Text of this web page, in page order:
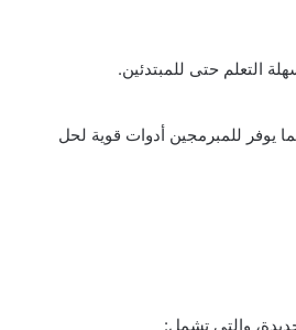
التعلم حتى للمبتدئين.
يوفر للمبرمجين أدوات قوية لحل